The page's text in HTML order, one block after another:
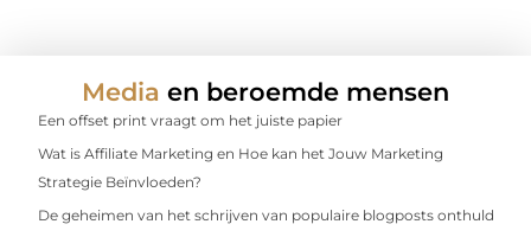
Media en beroemde mensen
Een offset print vraagt om het juiste papier
Wat is Affiliate Marketing en Hoe kan het Jouw Marketing
Strategie Beïnvloeden?
De geheimen van het schrijven van populaire blogposts onthuld